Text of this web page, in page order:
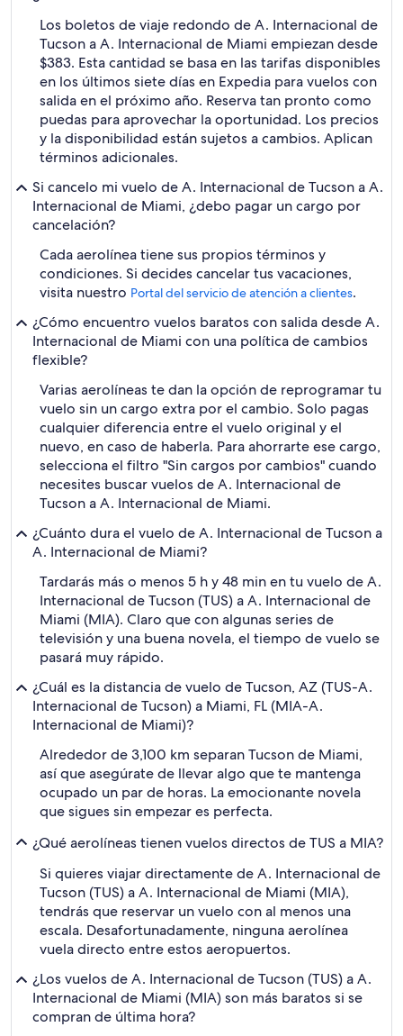
Los boletos de viaje redondo de A. Internacional de
Tucson a A. Internacional de Miami empiezan desde
$383. Esta cantidad se basa en las tarifas disponibles
en los últimos siete días en Expedia para vuelos con
salida en el próximo año. Reserva tan pronto como
puedas para aprovechar la oportunidad. Los precios
y la disponibilidad están sujetos a cambios. Aplican
términos adicionales.
Si cancelo mi vuelo de A. Internacional de Tucson a A.
Internacional de Miami, ¿debo pagar un cargo por
cancelación?
Cada aerolínea tiene sus propios términos y
condiciones. Si decides cancelar tus vacaciones,
visita nuestro Portal del servicio de atención a clientes.
¿Cómo encuentro vuelos baratos con salida desde A.
Internacional de Miami con una política de cambios
flexible?
Varias aerolíneas te dan la opción de reprogramar tu
vuelo sin un cargo extra por el cambio. Solo pagas
cualquier diferencia entre el vuelo original y el
nuevo, en caso de haberla. Para ahorrarte ese cargo,
selecciona el filtro "Sin cargos por cambios" cuando
necesites buscar vuelos de A. Internacional de
Tucson a A. Internacional de Miami.
¿Cuánto dura el vuelo de A. Internacional de Tucson a
A. Internacional de Miami?
Tardarás más o menos 5 h y 48 min en tu vuelo de A.
Internacional de Tucson (TUS) a A. Internacional de
Miami (MIA). Claro que con algunas series de
televisión y una buena novela, el tiempo de vuelo se
pasará muy rápido.
¿Cuál es la distancia de vuelo de Tucson, AZ (TUS-A.
Internacional de Tucson) a Miami, FL (MIA-A.
Internacional de Miami)?
Alrededor de 3,100 km separan Tucson de Miami,
así que asegúrate de llevar algo que te mantenga
ocupado un par de horas. La emocionante novela
que sigues sin empezar es perfecta.
¿Qué aerolíneas tienen vuelos directos de TUS a MIA?
Si quieres viajar directamente de A. Internacional de
Tucson (TUS) a A. Internacional de Miami (MIA),
tendrás que reservar un vuelo con al menos una
escala. Desafortunadamente, ninguna aerolínea
vuela directo entre estos aeropuertos.
¿Los vuelos de A. Internacional de Tucson (TUS) a A.
Internacional de Miami (MIA) son más baratos si se
compran de última hora?